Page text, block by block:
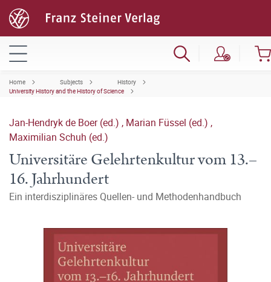
Home Subjects
History
University History and the History of Science
Jan-Hendryk de Boer (ed.) , Marian Füssel (ed.) ,
Maximilian Schuh (ed.)
Universitäre Gelehrtenkultur vom 13.–
16. Jahrhundert
Ein interdisziplinäres Quellen- und Methodenhandbuch